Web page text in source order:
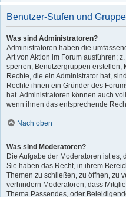
Benutzer-Stufen und
Was sind Administratoren?
Administratoren haben die
Art von Aktion im Forum ausführen;
sperren, Benutzergruppen erstellen,
Rechte, die ein Administrator hat,
Rechte ihnen ein Gründer des
hat. Administratoren können auch
wenn ihnen das entsprechende
Nach oben
Was sind Moderatoren?
Die Aufgabe der Moderatoren ist
Sie haben das Recht, in ihrem
Themen zu schließen, zu öffnen, zu
verhindern Moderatoren, dass
Thema Passendes, oder